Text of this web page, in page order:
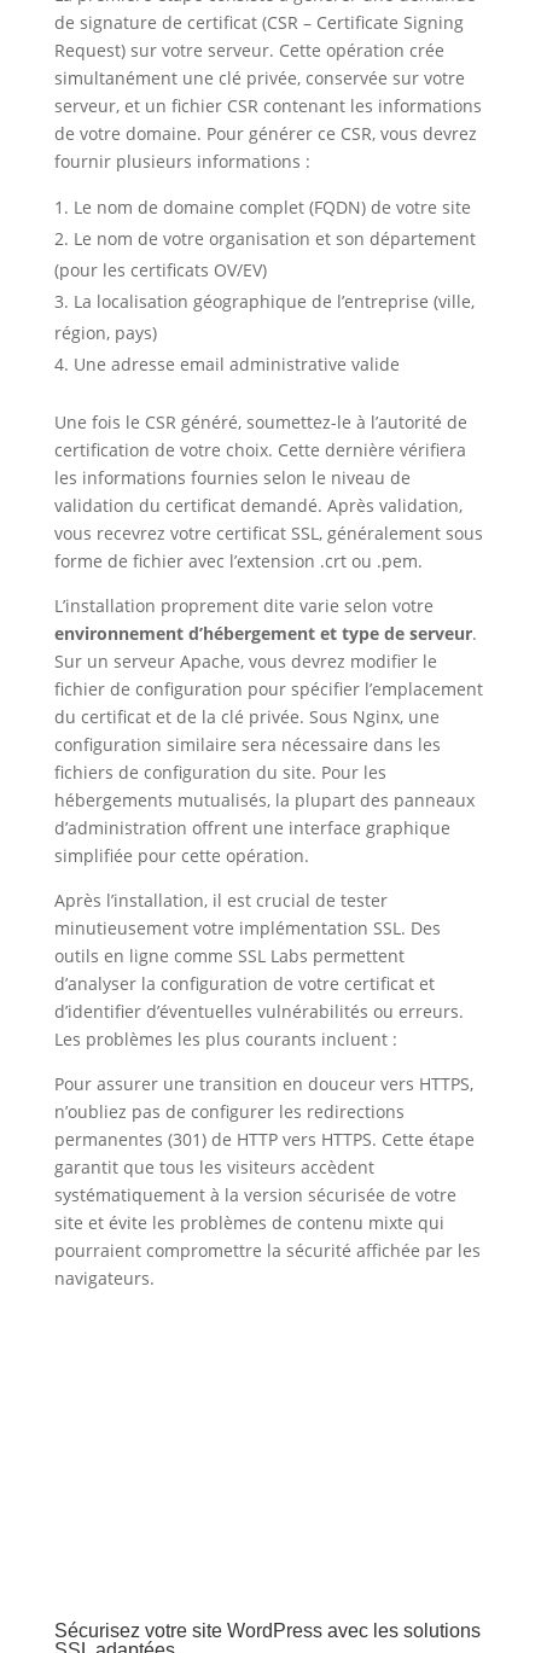
de signature de certificat (CSR – Certificate Signing
Request) sur votre serveur. Cette opération crée
simultanément une clé privée, conservée sur votre
serveur, et un fichier CSR contenant les informations
de votre domaine. Pour générer ce CSR, vous devrez
fournir plusieurs informations :
Le nom de domaine complet (FQDN) de votre site
Le nom de votre organisation et son département
(pour les certificats OV/EV)
La localisation géographique de l’entreprise (ville,
région, pays)
Une adresse email administrative valide
Une fois le CSR généré, soumettez-le à l’autorité de
certification de votre choix. Cette dernière vérifiera
les informations fournies selon le niveau de
validation du certificat demandé. Après validation,
vous recevrez votre certificat SSL, généralement sous
forme de fichier avec l’extension .crt ou .pem.
L’installation proprement dite varie selon votre
environnement d’hébergement et type de serveur.
Sur un serveur Apache, vous devrez modifier le
fichier de configuration pour spécifier l’emplacement
du certificat et de la clé privée. Sous Nginx, une
configuration similaire sera nécessaire dans les
fichiers de configuration du site. Pour les
hébergements mutualisés, la plupart des panneaux
d’administration offrent une interface graphique
simplifiée pour cette opération.
Après l’installation, il est crucial de tester
minutieusement votre implémentation SSL. Des
outils en ligne comme SSL Labs permettent
d’analyser la configuration de votre certificat et
d’identifier d’éventuelles vulnérabilités ou erreurs.
Les problèmes les plus courants incluent :
Pour assurer une transition en douceur vers HTTPS,
n’oubliez pas de configurer les redirections
permanentes (301) de HTTP vers HTTPS. Cette étape
garantit que tous les visiteurs accèdent
systématiquement à la version sécurisée de votre
site et évite les problèmes de contenu mixte qui
pourraient compromettre la sécurité affichée par les
navigateurs.
Sécurisez votre site WordPress avec les solutions